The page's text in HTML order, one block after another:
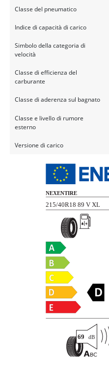
Classe del pneumatico
Indice di capacità di carico
Simbolo della categoria di
velocità
Classe di efficienza del
carburante
Classe di aderenza sul bagnato
Classe e livello di rumore
esterno
Versione di carico